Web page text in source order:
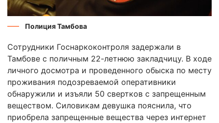
Полиция Тамбова
Сотрудники Госнаркоконтроля задержали в
Тамбове с поличным 22-летнюю закладчицу. В ходе
личного досмотра и проведенного обыска по месту
проживания подозреваемой оперативники
обнаружили и изъяли 50 свертков с запрещенным
веществом. Силовикам девушка пояснила, что
приобрела запрещенные вещества через интернет